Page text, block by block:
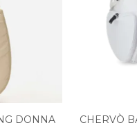
DONNA CHERVÒ